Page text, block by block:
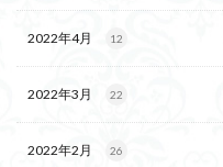
2022年4月 12
2022年3月 22
2022年2月 26